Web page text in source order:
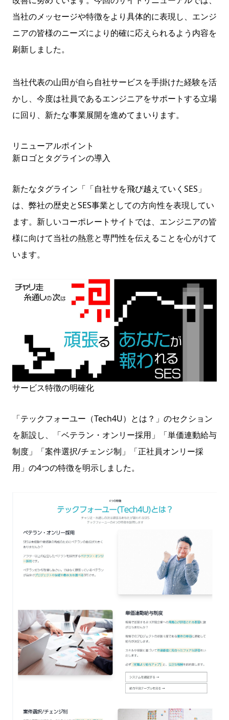
当社のメッセージや特徴をより具体的に表現し、エンジ
ニアの皆様のニーズにより的確に応えられるよう内容を
刷新しました。
当社代表の山田が自ら自社サービスを手掛けた経験を活
かし、今度は社員であるエンジニアをサポートする立場
に回り、新たな事業展開を進めてまいります。
リニューアルポイント
新ロゴとタグラインの導入
新たなタグライン「「自社サを飛び越えていくSES」
は、弊社の歴史とSES事業としての方向性を表現してい
ます。新しいコーポレートサイトでは、エンジニアの皆
様に向けて当社の熱意と専門性を伝えることを心がけて
います。
サービス特徴の明確化
「テックフォーユー（Tech4U）とは？」のセクション
を新設し、「ベテラン・オンリー採用」「単価連動給与
制度」「案件選択/チェンジ制」「正社員オンリー採
用」の4つの特徴を明示しました。